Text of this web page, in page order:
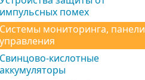
импульсных помех
Системы мониторинга, панели
управления
Свинцово-кислотные
аккумуляторы